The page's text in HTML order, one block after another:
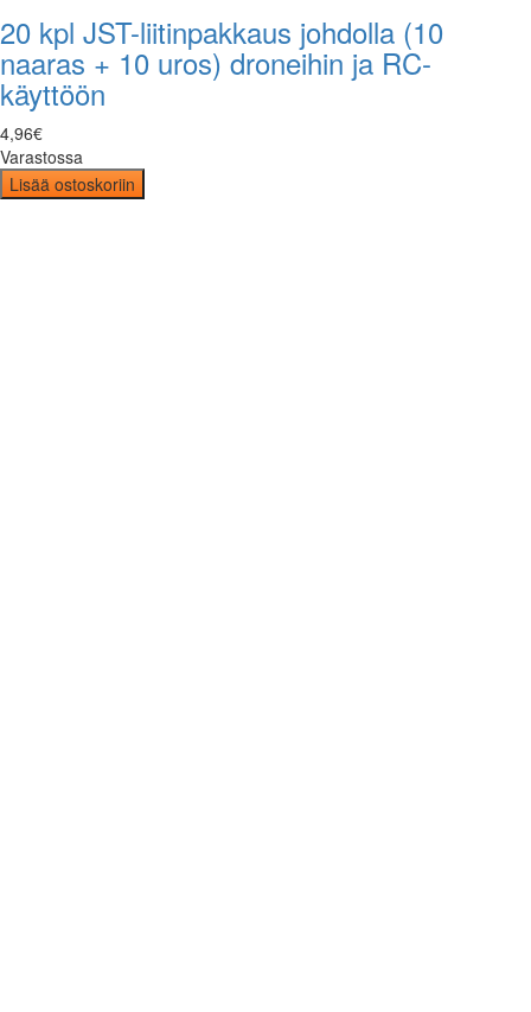
20 kpl JST-liitinpakkaus johdolla (10
naaras + 10 uros) droneihin ja RC-
käyttöön
4,96€
Varastossa
Lisää ostoskoriin